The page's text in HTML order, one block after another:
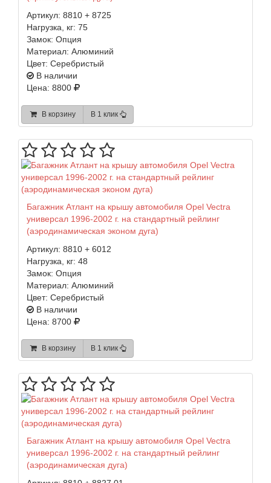
Артикул: 8810 + 8725
Нагрузка, кг: 75
Замок: Опция
Материал: Алюминий
Цвет: Серебристый
В наличии
Цена: 8800
В корзину В 1 клик
Багажник Атлант на крышу автомобиля Opel Vectra
универсал 1996-2002 г. на стандартный рейлинг
(аэродинамическая эконом дуга)
Артикул: 8810 + 6012
Нагрузка, кг: 48
Замок: Опция
Материал: Алюминий
Цвет: Серебристый
В наличии
Цена: 8700
В корзину В 1 клик
Багажник Атлант на крышу автомобиля Opel Vectra
универсал 1996-2002 г. на стандартный рейлинг
(аэродинамическая дуга)